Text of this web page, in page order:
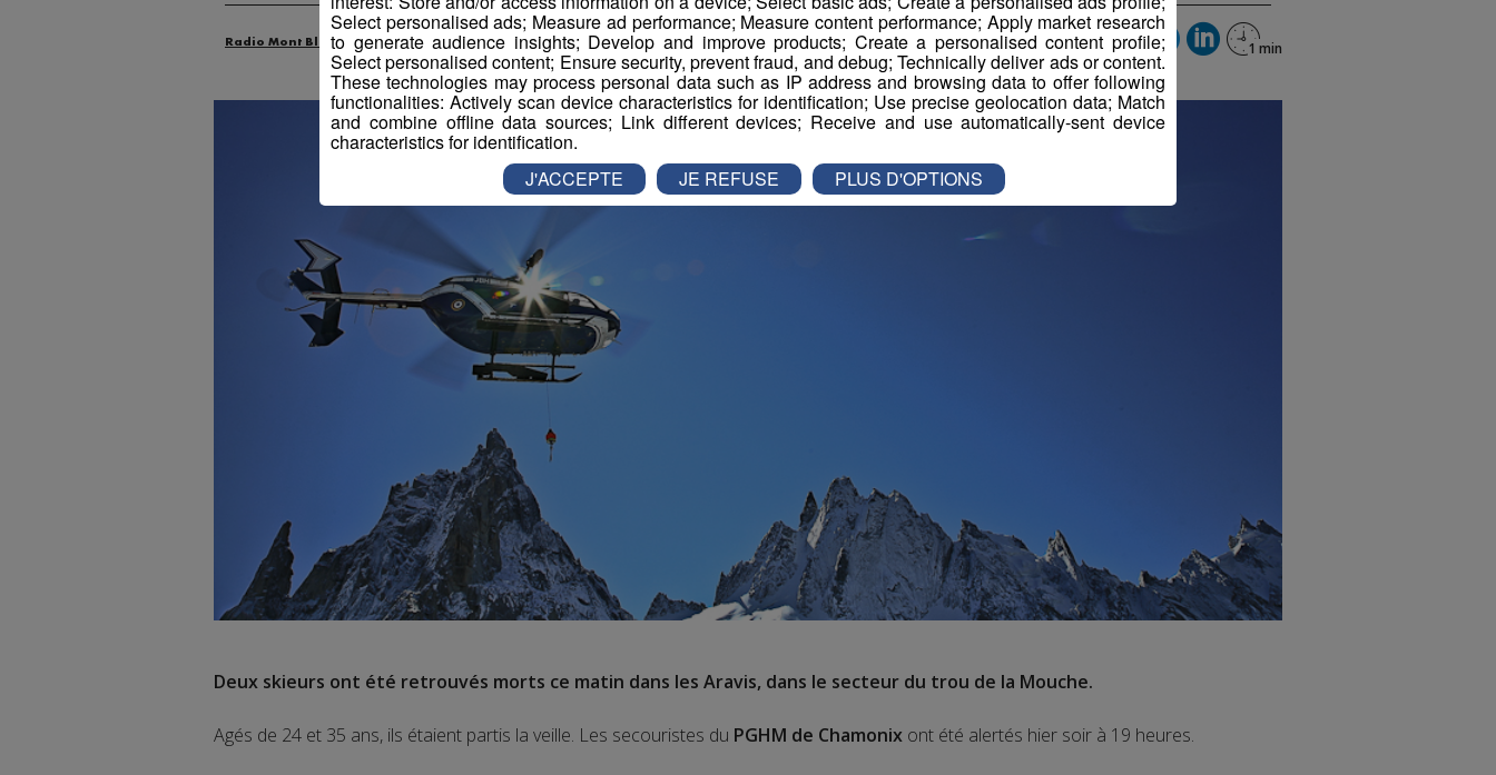
Radio Mont Blanc Actus
Deux skieurs ont été retrouvés morts ce matin dans les Aravis, dans le secteur du trou de la Mouche.
Agés de 24 et 35 ans, ils étaient partis la veille. Les secouristes du PGHM de Chamonix ont été alertés hier soir à 19 heures.
Select personalised ads; Measure ad performance; Measure content performance; Apply market research
to generate audience insights; Develop and improve products; Create a personalised content profile;
Select personalised content; Ensure security, prevent fraud, and debug; Technically deliver ads or content.
These technologies may process personal data such as IP address and browsing data to offer following
functionalities: Actively scan device characteristics for identification; Use precise geolocation data; Match
and combine offline data sources; Link different devices; Receive and use automatically-sent device
characteristics for identification.
J'ACCEPTE JE REFUSE PLUS D'OPTIONS